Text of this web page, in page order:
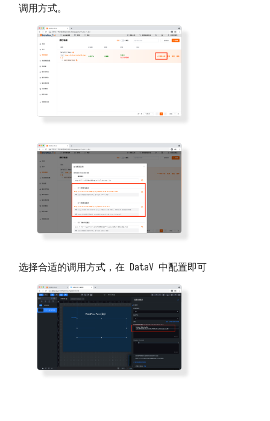
调用方式。
选择合适的调用方式，在 DataV 中配置即可